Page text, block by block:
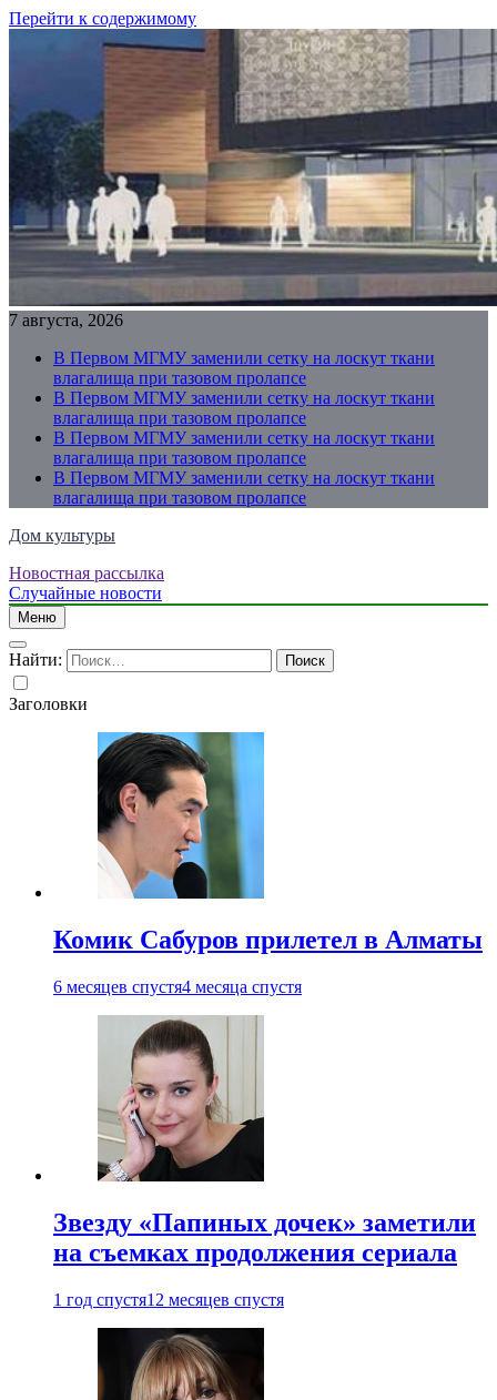
Перейти к содержимому
7 августа, 2026
В Первом МГМУ заменили сетку на лоскут ткани
влагалища при тазовом пролапсе
В Первом МГМУ заменили сетку на лоскут ткани
влагалища при тазовом пролапсе
В Первом МГМУ заменили сетку на лоскут ткани
влагалища при тазовом пролапсе
В Первом МГМУ заменили сетку на лоскут ткани
влагалища при тазовом пролапсе
Дом культуры
Just another WordPress site
Новостная рассылка
Случайные новости
Меню
Найти:
Заголовки
Комик Сабуров прилетел в Алматы
6 месяцев спустя4 месяца спустя
Звезду «Папиных дочек» заметили
на съемках продолжения сериала
1 год спустя12 месяцев спустя